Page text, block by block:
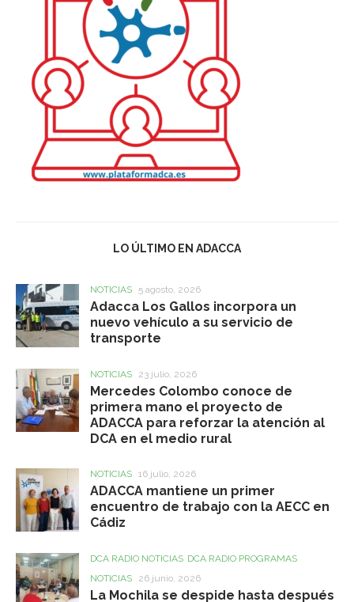
LO ÚLTIMO EN ADACCA
NOTICIAS 5 agosto, 2026
Adacca Los Gallos incorpora un
nuevo vehículo a su servicio de
transporte
NOTICIAS 23 julio, 2026
Mercedes Colombo conoce de
primera mano el proyecto de
ADACCA para reforzar la atención al
DCA en el medio rural
NOTICIAS 16 julio, 2026
ADACCA mantiene un primer
encuentro de trabajo con la AECC en
Cádiz
DCA RADIO NOTICIAS DCA RADIO PROGRAMAS
NOTICIAS
26 junio, 2026
La Mochila se despide hasta después